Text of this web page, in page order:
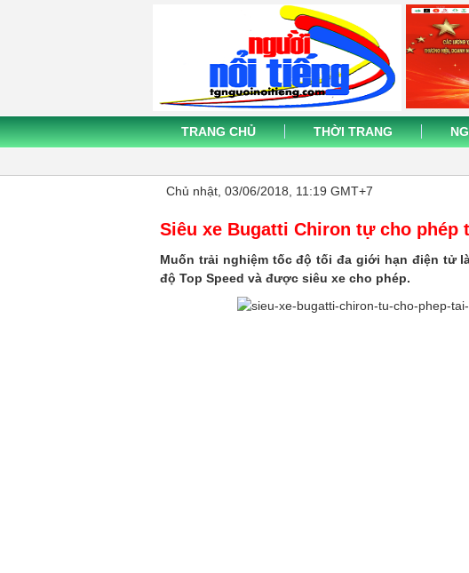
TRANG CHỦ THỜI TRANG
Chủ nhật, 03/06/2018, 11:19 GMT+7
Siêu xe Bugatti Chiron tự cho phép
Muốn trải nghiệm tốc độ tối đa giới hạn điện tử
độ Top Speed và được siêu xe cho phép.